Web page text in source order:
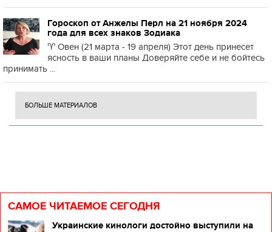
Гороскоп от Анжелы Перл на 21 ноября 2024
года для всех знаков Зодиака
♈️ Овен (21 марта - 19 апреля) Этот день принесет
ясность в ваши планы Доверяйте себе и не бойтесь
принимать ...
БОЛЬШЕ МАТЕРИАЛОВ
САМОЕ ЧИТАЕМОЕ СЕГОДНЯ
Украинские кинологи достойно выступили на